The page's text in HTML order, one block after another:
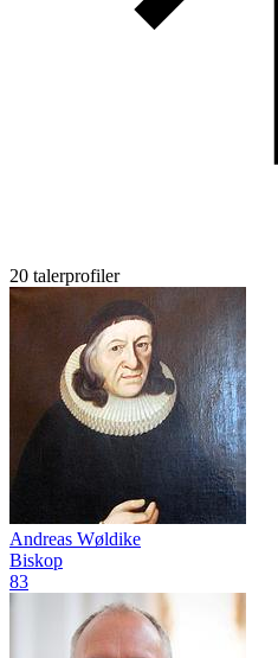
20 talerprofiler
Andreas Wøldike
Biskop
83